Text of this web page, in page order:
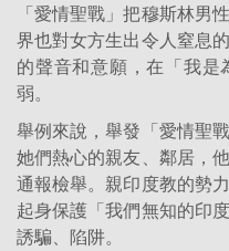
「愛情聖戰」把穆斯林男
界也對女方生出令人窒息
的聲音和意願，在「我
弱。
舉例來說，舉發「愛情聖
她們熱心的親友、鄰居，
通報檢舉。親印度教的勢
起身保護「我們無知的印
誘騙、陷阱。